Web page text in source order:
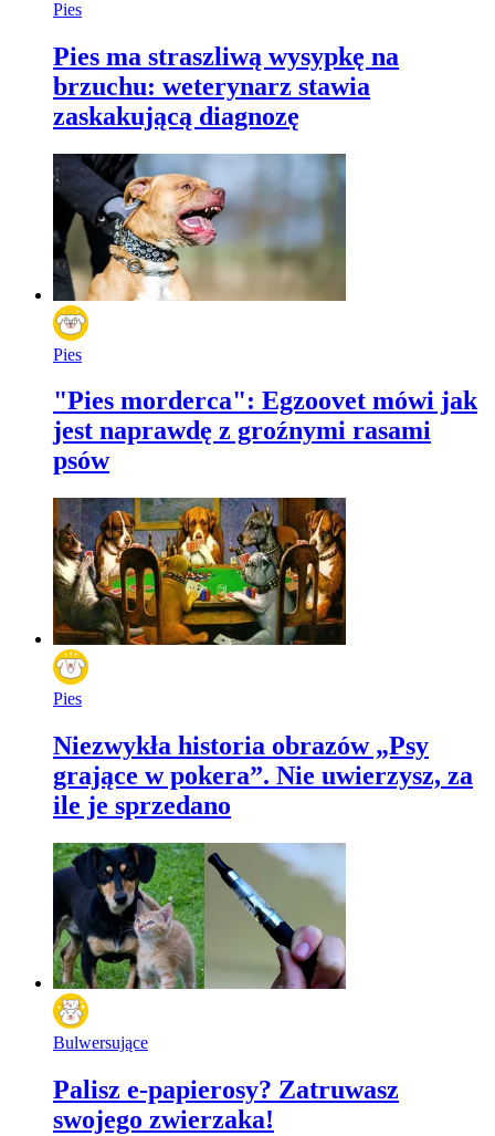
Pies
Pies ma straszliwą wysypkę na
brzuchu: weterynarz stawia
zaskakującą diagnozę
Pies
"Pies morderca": Egzoovet mówi jak
jest naprawdę z groźnymi rasami
psów
Pies
Niezwykła historia obrazów „Psy
grające w pokera”. Nie uwierzysz, za
ile je sprzedano
Bulwersujące
Palisz e-papierosy? Zatruwasz
swojego zwierzaka!